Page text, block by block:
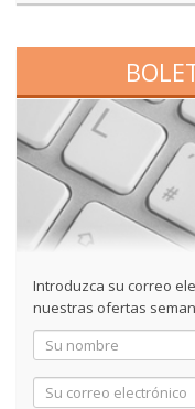
Introduzca su correo
nuestras ofertas